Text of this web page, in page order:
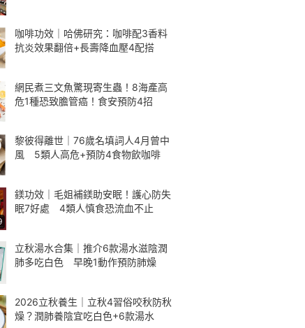
咖啡功效｜哈佛研究：咖啡配3香料
抗炎效果翻倍+長壽降血壓4配搭
網民煮三文魚驚現寄生蟲！8海產高
危1種恐致膽管癌！食安預防4招
黎彼得離世｜76歲名填詞人4月曾中
風 5類人高危+預防4食物飲咖啡
鎂功效｜毛姐補鎂助安眠！護心防失
眠7好處 4類人慎食恐流血不止
立秋湯水合集｜推介6款湯水滋陰潤
肺多吃白色 早晚1動作預防肺燥
2026立秋養生｜立秋4習俗咬秋防秋
燥？潤肺養陰宜吃白色+6款湯水